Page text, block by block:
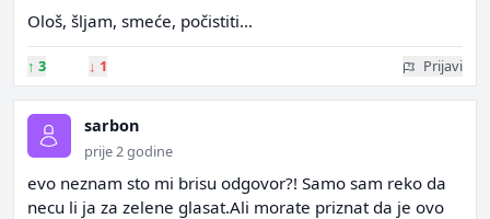
Ološ, šljam, smeće, počistiti…
↑ 3 ↓ 1 Prijavi
sarbon
prije 2 godine
evo neznam sto mi brisu odgovor?! Samo sam reko da
necu li ja za zelene glasat.Ali morate priznat da je ovo